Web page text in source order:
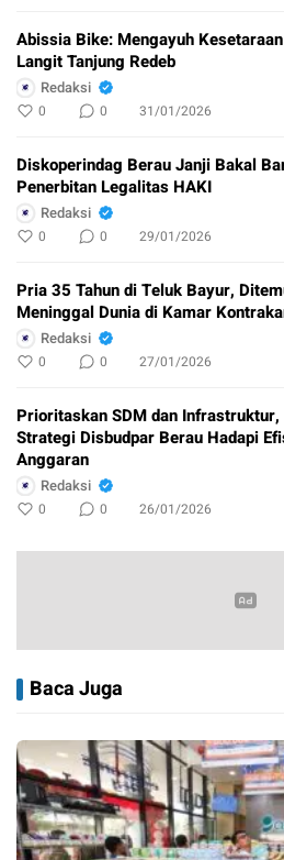
Abissia Bike: Mengayuh
Langit Tanjung Redeb
Redaksi
0 0 31/01/2026
Diskoperindag Berau Janji Bakal
Penerbitan Legalitas HAKI
Redaksi
0 0 29/01/2026
Pria 35 Tahun di Teluk Bayur,
Meninggal Dunia di Kamar
Redaksi
0 0 27/01/2026
Prioritaskan SDM dan
Strategi Disbudpar Berau Hadapi
Anggaran
Redaksi
0 0 26/01/2026
Baca Juga